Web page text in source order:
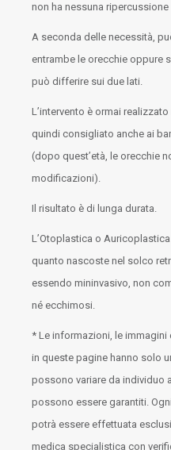
non ha nessuna ripercussione
A seconda delle necessità,
entrambe le orecchie oppure
può differire sui due lati.
L’intervento è ormai
quindi consigliato anche ai
(dopo quest’età, le orecchie
modificazioni).
Il risultato è di lunga durata.
L’Otoplastica o
quanto nascoste nel solco
essendo mininvasivo, non
né ecchimosi.
* Le informazioni, le
in queste pagine hanno solo
possono variare da individuo
possono essere garantiti.
potrà essere effettuata
medica specialistica con